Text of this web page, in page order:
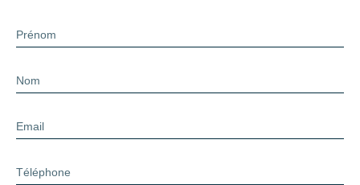
Prénom
Nom
Email
Téléphone